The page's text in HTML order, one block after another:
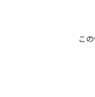
こ